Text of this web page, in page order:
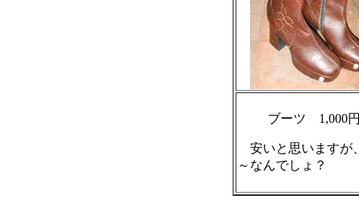
ブーツ 1,000
安いと思いますが
～なんでしょ？